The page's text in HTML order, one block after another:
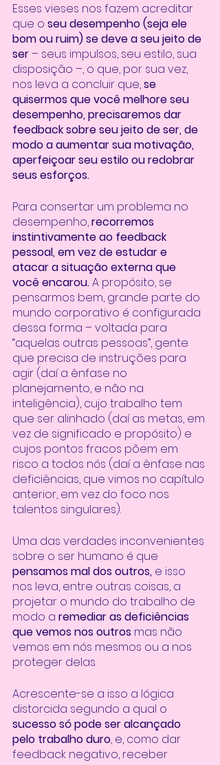
Esses vieses nos fazem acreditar
que o seu desempenho (seja ele
bom ou ruim) se deve a seu jeito de
ser – seus impulsos, seu estilo, sua
disposição –, o que, por sua vez,
nos leva a concluir que, se
quisermos que você melhore seu
desempenho, precisaremos dar
feedback sobre seu jeito de ser, de
modo a aumentar sua motivação,
aperfeiçoar seu estilo ou redobrar
seus esforços.
Para consertar um problema no
desempenho, recorremos
instintivamente ao feedback
pessoal, em vez de estudar e
atacar a situação externa que
você encarou. A propósito, se
pensarmos bem, grande parte do
mundo corporativo é configurada
dessa forma – voltada para
“aquelas outras pessoas”, gente
que precisa de instruções para
agir (daí a ênfase no
planejamento, e não na
inteligência), cujo trabalho tem
que ser alinhado (daí as metas, em
vez de significado e propósito) e
cujos pontos fracos põem em
risco a todos nós (daí a ênfase nas
deficiências, que vimos no capítulo
anterior, em vez do foco nos
talentos singulares).
Uma das verdades inconvenientes
sobre o ser humano é que
pensamos mal dos outros, e isso
nos leva, entre outras coisas, a
projetar o mundo do trabalho de
modo a remediar as deficiências
que vemos nos outros mas não
vemos em nós mesmos ou a nos
proteger delas.
Acrescente-se a isso a lógica
distorcida segundo a qual o
sucesso só pode ser alcançado
pelo trabalho duro, e, como dar
feedback negativo, receber